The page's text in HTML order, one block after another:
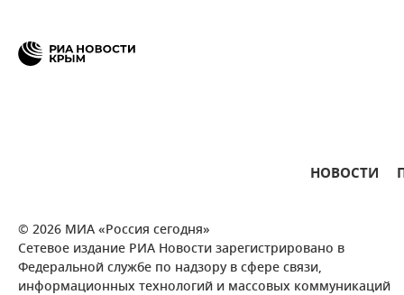
НОВОСТИ
© 2026 МИА «Россия сегодня»
Сетевое издание РИА Новости зарегистрировано в
Федеральной службе по надзору в сфере связи,
информационных технологий и массовых коммуникаций